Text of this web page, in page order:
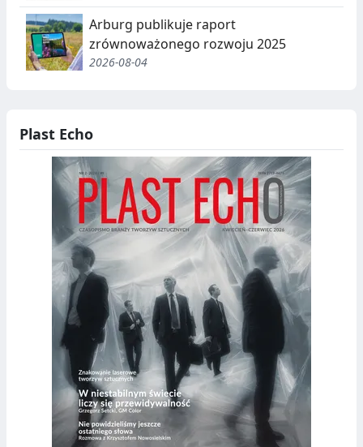
Arburg publikuje raport
zrównoważonego rozwoju 2025
2026-08-04
Plast Echo